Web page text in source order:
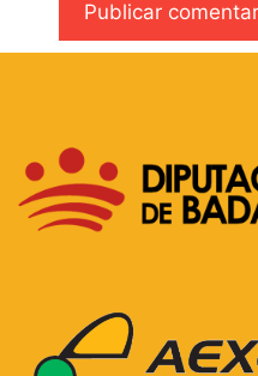
e
r
n
v
e